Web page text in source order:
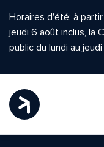
Horaires d'été: à
jeudi 6 août inclus, la
public du lundi au